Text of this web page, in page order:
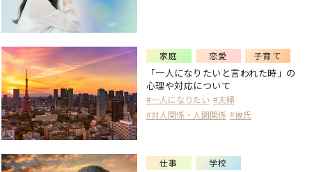
家庭 恋愛 子育て
「一人になりたいと言われた時」の
心理や対応について
#一人になりたい #夫婦
#対人関係・人間関係 #彼氏
仕事 学校